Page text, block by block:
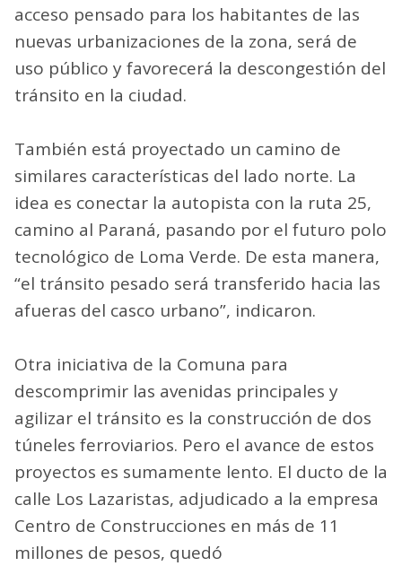
acceso pensado para los habitantes de las
nuevas urbanizaciones de la zona, será de
uso público y favorecerá la descongestión del
tránsito en la ciudad.
También está proyectado un camino de
similares características del lado norte. La
idea es conectar la autopista con la ruta 25,
camino al Paraná, pasando por el futuro polo
tecnológico de Loma Verde. De esta manera,
“el tránsito pesado será transferido hacia las
afueras del casco urbano”, indicaron.
Otra iniciativa de la Comuna para
descomprimir las avenidas principales y
agilizar el tránsito es la construcción de dos
túneles ferroviarios. Pero el avance de estos
proyectos es sumamente lento. El ducto de la
calle Los Lazaristas, adjudicado a la empresa
Centro de Construcciones en más de 11
millones de pesos, quedó